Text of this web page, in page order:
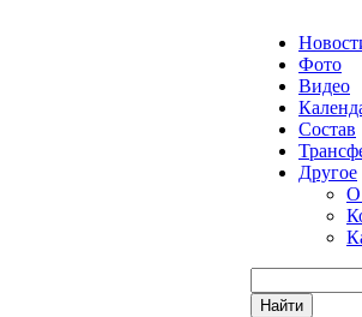
Фото
Видео
Состав
Другое
О
Найти